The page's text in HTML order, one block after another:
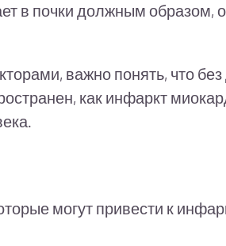
в почки должным образом,
важно понять, что
как инфаркт
могут привести к